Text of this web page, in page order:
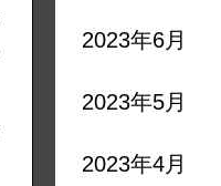
2023年6月
2023年5月
2023年4月